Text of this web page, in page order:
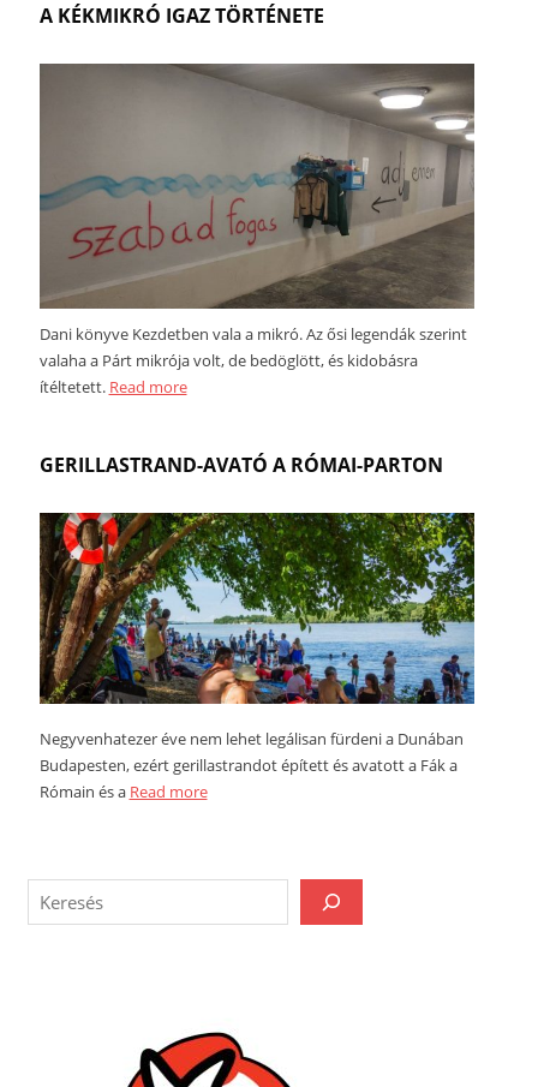
A KÉKMIKRÓ IGAZ TÖRTÉNETE
Dani könyve Kezdetben vala a mikró. Az ősi legendák szerint
valaha a Párt mikrója volt, de bedöglött, és kidobásra
ítéltetett. Read more
GERILLASTRAND-AVATÓ A RÓMAI-PARTON
Negyvenhatezer éve nem lehet legálisan fürdeni a Dunában
Budapesten, ezért gerillastrandot épített és avatott a Fák a
Rómain és a Read more